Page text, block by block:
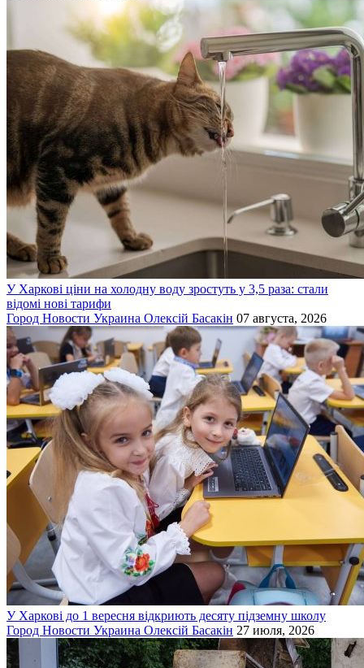
У Харкові ціни на холодну воду зростуть у 3,5 раза: стали
відомі нові тарифи
Город Новости Украина Олексій Басакін 07 августа, 2026
У Харкові до 1 вересня відкриють десяту підземну школу
Город Новости Украина Олексій Басакін 27 июля, 2026